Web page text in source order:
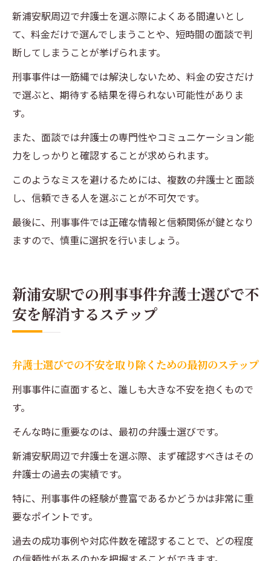
新浦安駅周辺で弁護士を選ぶ際によくある間違いとし
て、料金だけで選んでしまうことや、短時間の面談で判
断してしまうことが挙げられます。
刑事事件は一筋縄では解決しないため、料金の安さだけ
で選ぶと、期待する結果を得られない可能性がありま
す。
また、面談では弁護士の専門性やコミュニケーション能
力をしっかりと確認することが求められます。
このようなミスを避けるためには、複数の弁護士と面談
し、信頼できる人を選ぶことが不可欠です。
最後に、刑事事件では正確な情報と信頼関係が鍵となり
ますので、慎重に選択を行いましょう。
新浦安駅での刑事事件弁護士選びで不
安を解消するステップ
弁護士選びでの不安を取り除くための最初のステップ
刑事事件に直面すると、誰しも大きな不安を抱くもので
す。
そんな時に重要なのは、最初の弁護士選びです。
新浦安駅周辺で弁護士を選ぶ際、まず確認すべきはその
弁護士の過去の実績です。
特に、刑事事件の経験が豊富であるかどうかは非常に重
要なポイントです。
過去の成功事例や対応件数を確認することで、どの程度